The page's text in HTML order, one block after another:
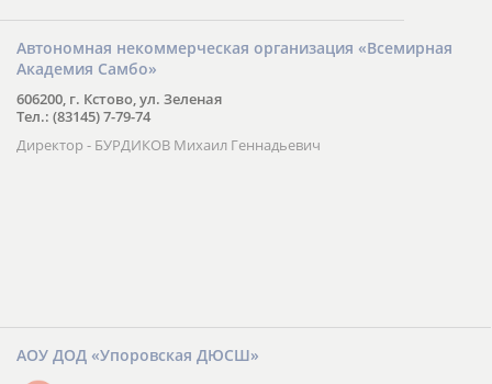
Автономная некоммерческая организация «Всемирная
Академия Самбо»
606200, г. Кстово, ул. Зеленая
Тел.: (83145) 7-79-74
Директор - БУРДИКОВ Михаил Геннадьевич
АОУ ДОД «Упоровская ДЮСШ»